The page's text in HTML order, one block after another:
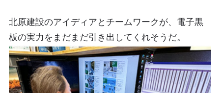
北原建設のアイディアとチームワークが、電子黒
板の実力をまだまだ引き出してくれそうだ。